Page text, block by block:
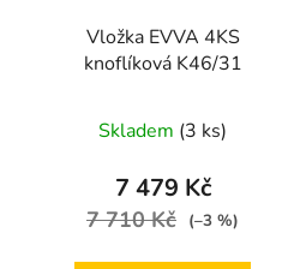
Vložka EVVA 4KS
knoflíková K46/31
Skladem (3 ks)
7 479 Kč
7 710 Kč (–3 %)